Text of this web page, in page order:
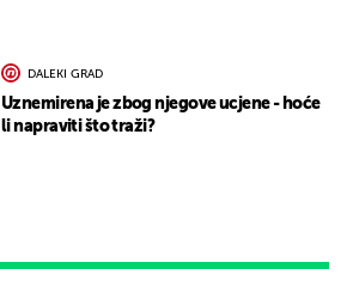
DALEKI GRAD
Uznemirena je zbog njegove ucjene - hoće
li napraviti što traži?